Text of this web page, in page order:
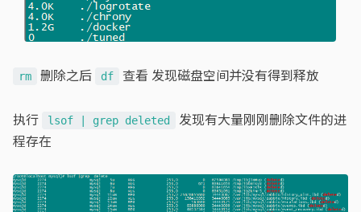
rm 删除之后 df 查看 发现磁盘空间并没有得到释放
执行 lsof | grep deleted
发现有大量刚刚删除文件的进
程存在